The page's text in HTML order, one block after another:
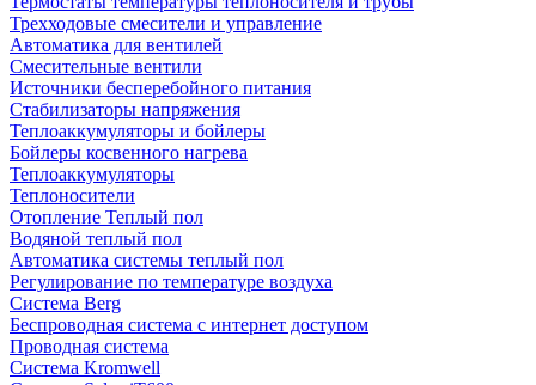
Трехходовые смесители и управление
Автоматика для вентилей
Смесительные вентили
Источники бесперебойного питания
Стабилизаторы напряжения
Теплоаккумуляторы и бойлеры
Бойлеры косвенного нагрева
Теплоаккумуляторы
Теплоносители
Отопление Теплый пол
Водяной теплый пол
Автоматика системы теплый пол
Регулирование по температуре воздуха
Система Berg
Беспроводная система с интернет доступом
Проводная система
Система Kromwell